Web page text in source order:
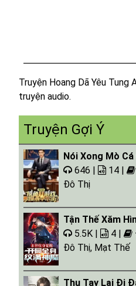
Tap 017
Tap 018
Tap 020
Truyện Hoang Dã Yêu Tung
truyện audio.
Truyện Gợi Ý
Nói Xong Mò
646 |
14 |
Đô Thị
Tận Thế Xăm
5.5K |
4 |
Đô Thị, Mạt Thế
Thu Tay Lại Đi